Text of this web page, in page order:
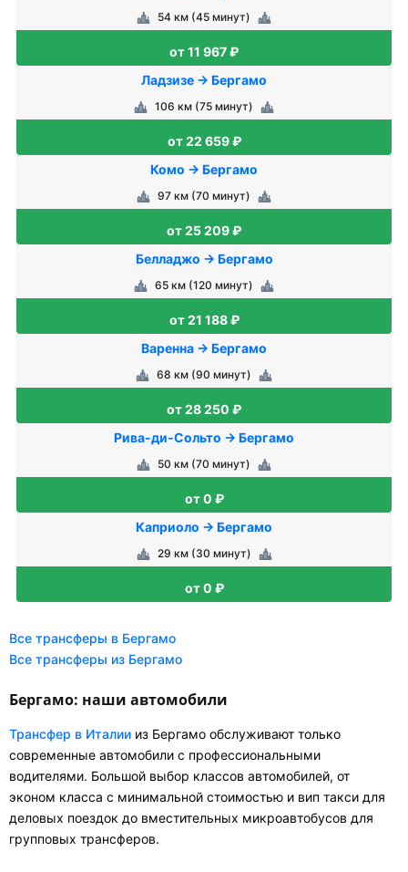
54 км (45 минут)
от 11 967 ₽
Ладзизе → Бергамо
106 км (75 минут)
от 22 659 ₽
Комо → Бергамо
97 км (70 минут)
от 25 209 ₽
Белладжо → Бергамо
65 км (120 минут)
от 21 188 ₽
Варенна → Бергамо
68 км (90 минут)
от 28 250 ₽
Рива-ди-Сольто → Бергамо
50 км (70 минут)
от 0 ₽
Каприоло → Бергамо
29 км (30 минут)
от 0 ₽
Все трансферы в Бергамо
Все трансферы из Бергамо
Бергамо: наши автомобили
Трансфер в Италии из Бергамо обслуживают только
современные автомобили с профессиональными
водителями. Большой выбор классов автомобилей, от
эконом класса с минимальной стоимостью и вип такси для
деловых поездок до вместительных микроавтобусов для
групповых трансферов.